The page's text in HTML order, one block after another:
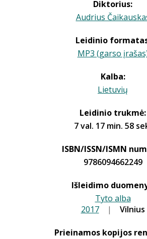
Diktorius:
Audrius
Leidinio
MP3 (garso
Kalba:
Lietuvių
Leidinio trukmė:
7 val. 17 min. 58
ISBN/ISSN/ISMN
9786094662249
Išleidimo
Tyto alba
2017 | Vilnius
Prieinamos kopijos